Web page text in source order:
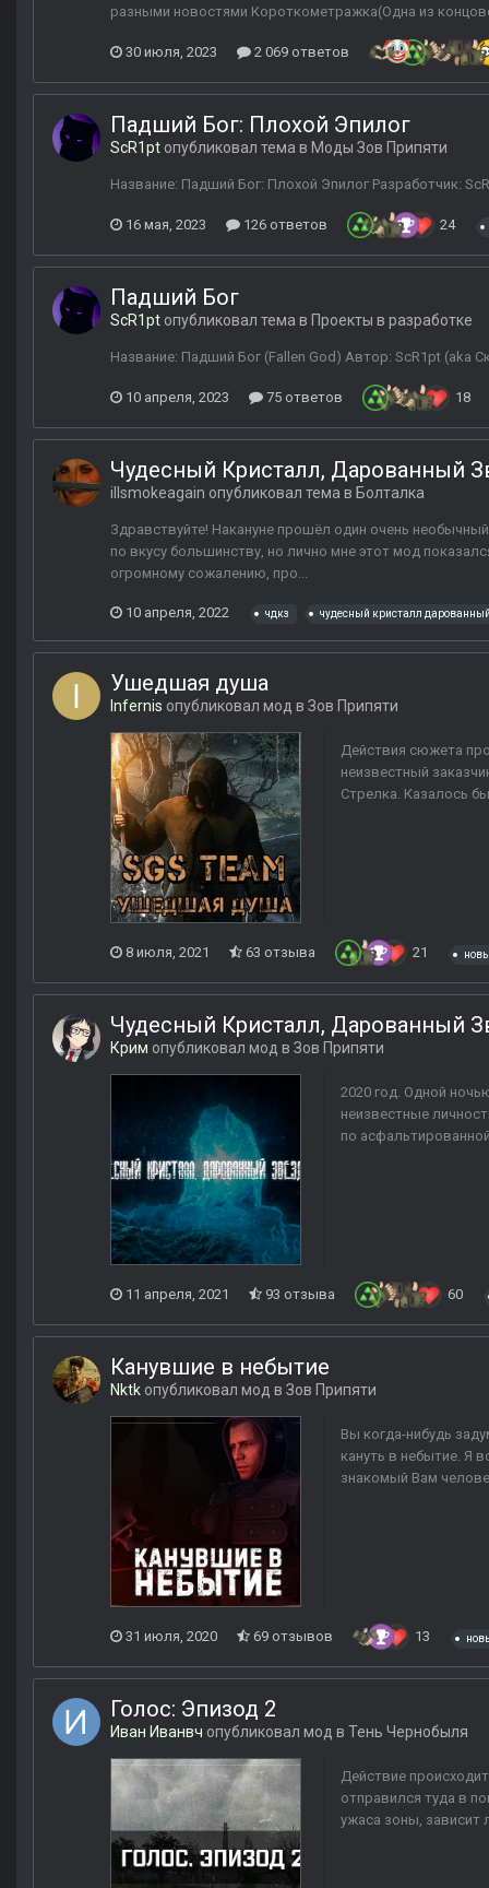
разными новостями Короткометражка(Одна из
30 июля, 2023 2 069 ответов
Падший Бог: Плохой Эпилог
ScR1pt опубликовал тема в Моды Зов Припяти
Название: Падший Бог: Плохой Эпилог Разработчик:
16 мая, 2023 126 ответов 24
Падший Бог
ScR1pt опубликовал тема в Проекты в разработке
Название: Падший Бог (Fallen God) Автор: ScR1pt (aka
10 апреля, 2023 75 ответов 18
Чудесный Кристалл, Дарованный
illsmokeagain опубликовал тема в Болталка
Здравствуйте! Накануне прошёл один очень
по вкусу большинству, но лично мне этот мод
огромному сожалению, про...
10 апреля, 2022 чдкз чудесный кристалл
Ушедшая душа
Infernis опубликовал мод в Зов Припяти
Действия сюжета
неизвестный
Стрелка. Казалось
8 июля, 2021 63 отзыва 21
Чудесный Кристалл, Дарованный
Крим опубликовал мод в Зов Припяти
2020 год. Одной
неизвестные
по
11 апреля, 2021 93 отзыва 60
Канувшие в небытие
Nktk опубликовал мод в Зов Припяти
Вы когда-нибудь
кануть в небытие. Я
знакомый Вам
31 июля, 2020 69 отзывов 13
Голос: Эпизод 2
Иван Иванвч опубликовал мод в Тень Чернобыля
Действие
отправился туда в
ужаса зоны, зависит